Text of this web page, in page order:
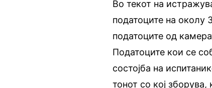
Во текот на
податоците на околу
податоците од
Податоците кои се
состојба на
тонот со кој